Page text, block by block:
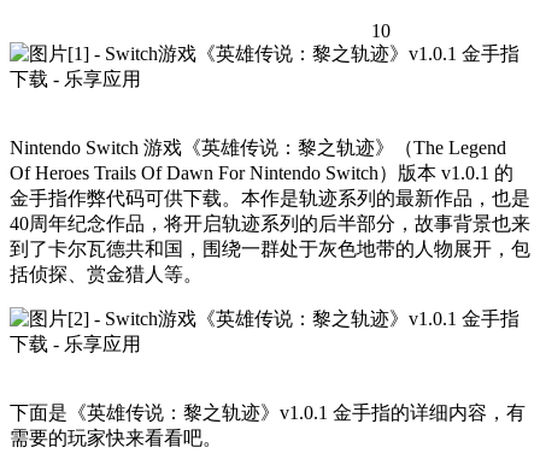
10
Nintendo Switch 游戏《英雄传说：黎之轨迹》（The Legend
Of Heroes Trails Of Dawn For Nintendo Switch）版本 v1.0.1 的
金手指作弊代码可供下载。本作是轨迹系列的最新作品，也是
40周年纪念作品，将开启轨迹系列的后半部分，故事背景也来
到了卡尔瓦德共和国，围绕一群处于灰色地带的人物展开，包
括侦探、赏金猎人等。
下面是《英雄传说：黎之轨迹》v1.0.1 金手指的详细内容，有
需要的玩家快来看看吧。